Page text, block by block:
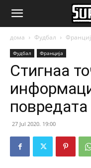
SuperSport.mk
дома Фудбал
Фудбал Франција
Стигнаа
27 Jul 2020. 19:00